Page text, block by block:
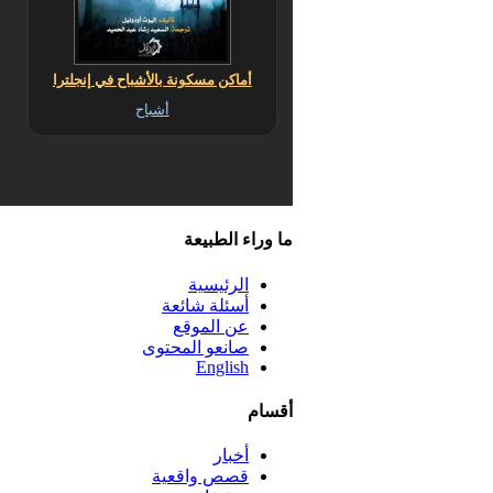
أماكن مسكونة بالأشباح في إنجلترا
أشباح
ما وراء الطبيعة
الرئيسية
أسئلة شائعة
عن الموقع
صانعو المحتوى
English
أقسام
أخبار
قصص واقعية